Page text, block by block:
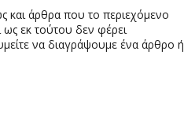
και άρθρα που το περιεχόμενο
ως εκ τούτου δεν φέρει
να διαγράψουμε ένα άρθρο ή